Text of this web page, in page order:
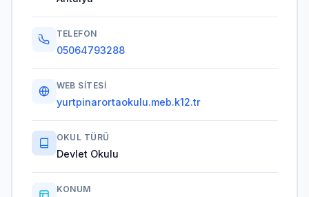
TELEFON
05064793288
WEB SITESI
yurtpinarortaokulu.meb.k12.tr
OKUL TÜRÜ
Devlet Okulu
KONUM